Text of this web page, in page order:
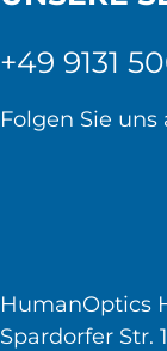
+49 9131
Folgen Sie uns
HumanOptics
Spardorfer Str.